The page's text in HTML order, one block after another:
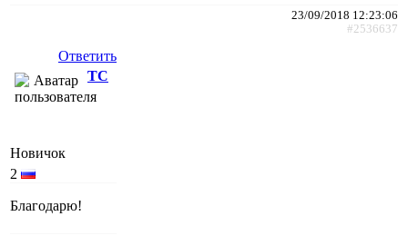
23/09/2018 12:23:06
#2536637
Ответить
ТС
Новичок
2
Благодарю!